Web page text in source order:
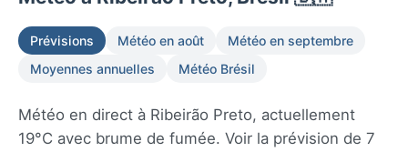
Prévisions Météo en août
Météo en septembre
Moyennes annuelles
Météo Brésil
Météo en direct à Ribeirão Preto, actuellement
19°C avec brume de fumée. Voir la prévision de 7